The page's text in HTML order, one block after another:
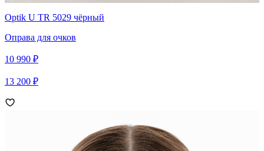
Optik U TR 5029 чёрный
Оправа для очков
10 990 ₽
13 200 ₽